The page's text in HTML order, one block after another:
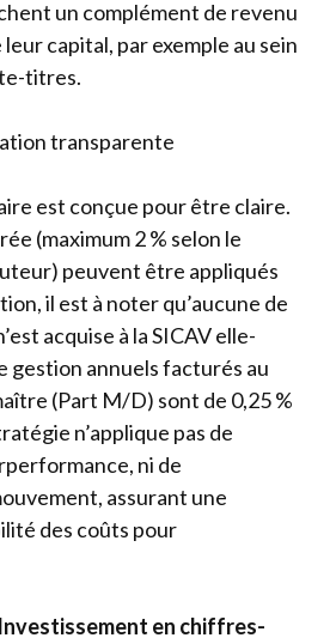
un complément de revenu
capital, par exemple au sein
titres.
transparente
est conçue pour être claire.
(maximum 2 % selon le
peuvent être appliqués
il est à noter qu’aucune de
acquise à la SICAV elle-
gestion annuels facturés au
(Part M/D) sont de 0,25 %
n’applique pas de
ni de
assurant une
des coûts pour
en chiffres-